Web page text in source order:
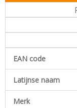
EAN code
Latijnse naam
Merk